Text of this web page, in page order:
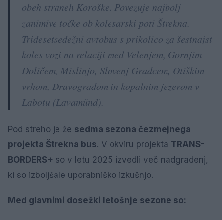
obeh straneh Koroške. Povezuje najbolj
zanimive točke ob kolesarski poti Štrekna.
Tridesetsedežni avtobus s prikolico za šestnajst
koles vozi na relaciji med Velenjem, Gornjim
Doličem, Mislinjo, Slovenj Gradcem, Otiškim
vrhom, Dravogradom in kopalnim jezerom v
Labotu (Lavamünd).
Pod streho je že sedma sezona čezmejnega
projekta Štrekna bus. V okviru projekta TRANS-
BORDERS+ so v letu 2025 izvedli več nadgradenj,
ki so izboljšale uporabniško izkušnjo.
Med glavnimi dosežki letošnje sezone so: